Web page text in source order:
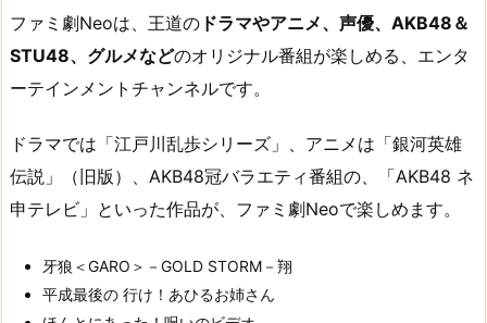
ファミ劇Neoは、王道の ドラマやアニメ、声優、AKB48＆
STU48、グルメなどのオリジナル番組が楽しめる、エンタ
ーテインメントチャンネルです。
ドラマでは「江戸川乱歩シリーズ」、アニメは「銀河英雄
伝説」（旧版）、AKB48冠バラエティ番組の、「AKB48 ネ
申テレビ」といった作品が、ファミ劇Neoで楽しめます。
牙狼＜GARO＞－GOLD STORM－翔
平成最後の 行け！あひるお姉さん